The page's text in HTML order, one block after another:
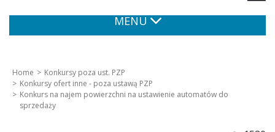
MENU
Home
Konkursy poza ust. PZP
Konkursy ofert inne - poza ustawą PZP
Konkurs na najem powierzchni na ustawienie automatów do
sprzedaży